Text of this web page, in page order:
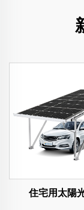
住宅用太陽